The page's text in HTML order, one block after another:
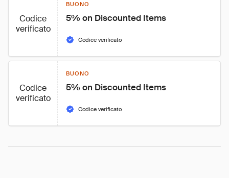
Codice
verificato
BUONO
5% on Discounted Items
Codice verificato
Codice
verificato
BUONO
5% on Discounted Items
Codice verificato